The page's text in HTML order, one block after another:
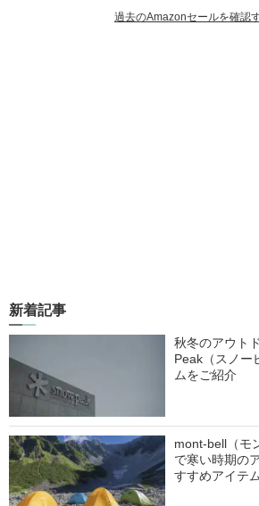
過去のAmazonセールを確認
新着記事
秋冬のアウト
Peak（スノー
ムをご紹介
mont-bell（モ
で寒い時期の
すすめアイテ